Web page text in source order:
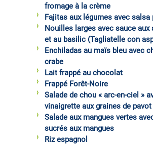
fromage à la crème
Fajitas aux légumes avec salsa
Nouilles larges avec sauce aux
et au basilic (Tagliatelle con
Enchiladas au maïs bleu avec
crabe
Lait frappé au chocolat
Frappé Forêt-Noire
Salade de chou « arc-en-ciel »
vinaigrette aux graines de pavot
Salade aux mangues vertes
sucrés aux mangues
Riz espagnol